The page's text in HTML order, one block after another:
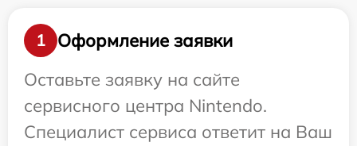
1
Оформление заявки
Оставьте заявку на сайте
сервисного центра Nintendo.
Специалист сервиса ответит на Ваш